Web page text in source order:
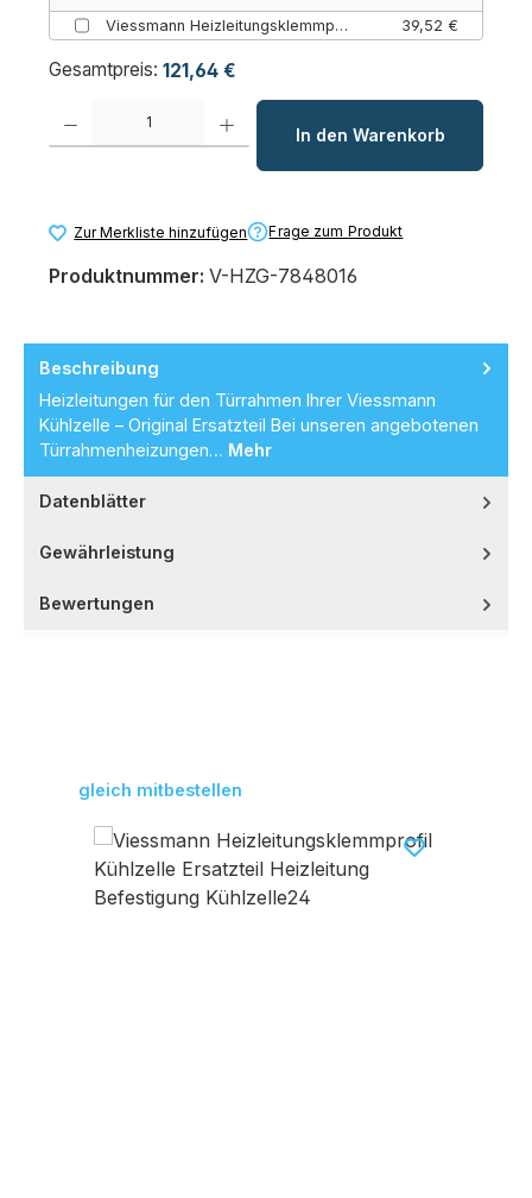
Viessmann Heizleitungsklemmprofil 39,52 €
Gesamtpreis: 121,64 €
Produkt Anzahl: Gib den gewünschten Wert ein oder benutze die
In den Warenkorb
Zur Merkliste hinzufügen Frage zum Produkt
Produktnummer: V-HZG-7848016
Beschreibung
Heizleitungen für den Türrahmen Ihrer Viessmann
Kühlzelle – Original Ersatzteil Bei unseren angebotenen
Türrahmenheizungen… Mehr
Datenblätter
Gewährleistung
Bewertungen
Produktgalerie überspringen
gleich mitbestellen